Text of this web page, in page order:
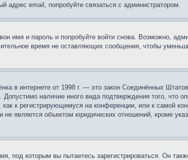
email, попробуйте связаться с администратором.
имя и пароль и попробуйте войти снова. Возможно,
время не оставляющих сообщения, чтобы
в интернете от 1998 г. — это закон Соединённых
наличие иного вида подтверждения того, что
к регистрирующемуся на конференции, или к самой
является объектом юридических отношений, кроме
под которым вы пытаетесь зарегистрироваться. Он